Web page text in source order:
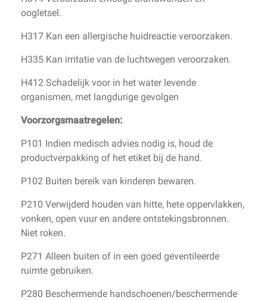
oogletsel.
H317 Kan een allergische huidreactie veroorzaken.
H335 Kan irritatie van de luchtwegen veroorzaken.
H412 Schadelijk voor in het water levende
organismen, met langdurige gevolgen
Voorzorgsmaatregelen:
P101 Indien medisch advies nodig is, houd de
productverpakking of het etiket bij de hand.
P102 Buiten bereik van kinderen bewaren.
P210 Verwijderd houden van hitte, hete oppervlakken,
vonken, open vuur en andere ontstekingsbronnen.
Niet roken.
P271 Alleen buiten of in een goed geventileerde
ruimte gebruiken.
P280 Beschermende handschoenen/beschermende